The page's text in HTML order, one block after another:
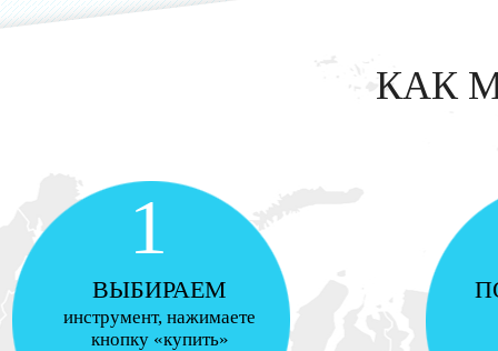
КАК
1
ВЫБИРАЕМ
инструмент, нажимаете
кнопку «купить»